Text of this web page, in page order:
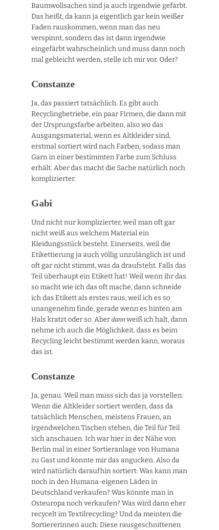
Baumwollsachen sind ja auch irgendwie gefärbt.
Das heißt, da kann ja eigentlich gar kein weißer
Faden rauskommen, wenn man das neu
verspinnt, sondern das ist dann irgendwie
eingefärbt wahrscheinlich und muss dann noch
mal gebleicht werden, stelle ich mir vor. Oder?
Constanze
Ja, das passiert tatsächlich. Es gibt auch
Recyclingbetriebe, ein paar Firmen, die dann mit
der Ursprungsfarbe arbeiten, also wo das
Ausgangsmaterial, wenn es Altkleider sind,
erstmal sortiert wird nach Farben, sodass man
Garn in einer bestimmten Farbe zum Schluss
erhält. Aber das macht die Sache natürlich noch
komplizierter.
Gabi
Und nicht nur komplizierter, weil man oft gar
nicht weiß aus welchem Material ein
Kleidungsstück besteht. Einerseits, weil die
Etikettierung ja auch völlig unzulänglich ist und
oft gar nicht stimmt, was da draufsteht. Falls das
Teil überhaupt ein Etikett hat! Weil wenn ihr das
so macht wie ich das oft mache, dann schneide
ich das Etikett als erstes raus, weil ich es so
unangenehm finde, gerade wenn es hinten am
Hals kratzt oder so. Aber dann weiß ich halt, dann
nehme ich auch die Möglichkeit, dass es beim
Recycling leicht bestimmt werden kann, woraus
das ist.
Constanze
Ja, genau. Weil man muss sich das ja vorstellen:
Wenn die Altkleider sortiert werden, dass da
tatsächlich Menschen, meistens Frauen, an
irgendwelchen Tischen stehen, die Teil für Teil
sich anschauen. Ich war hier in der Nähe von
Berlin mal in einer Sortieranlage von Humana
zu Gast und konnte mir das angucken. Also da
wird natürlich daraufhin sortiert: Was kann man
noch in den Humana-eigenen Läden in
Deutschland verkaufen? Was könnte man in
Osteuropa noch verkaufen? Was wird dann eher
recycelt im Textilrecycling? Und da meinten die
Sortiererinnen auch: Diese rausgeschnittenen